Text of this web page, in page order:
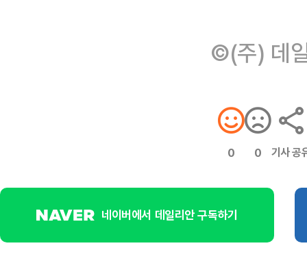
©(주) 데
0 0 기사 공
네이버에서 데일리안 구독하기